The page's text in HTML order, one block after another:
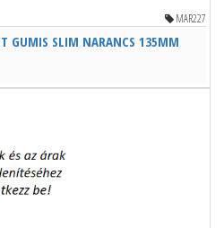
MAR227
GUMIS SLIM NARANCS 135MM